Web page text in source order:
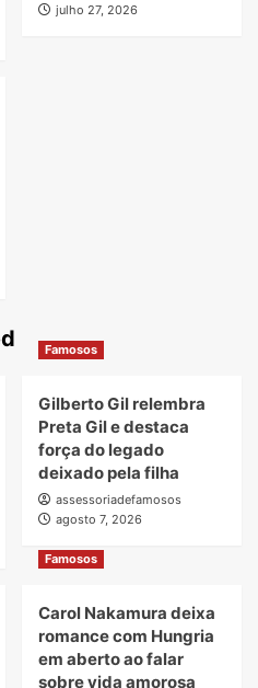
julho 27, 2026
Famosos
Gilberto Gil relembra
Preta Gil e destaca
força do legado
deixado pela filha
assessoriadefamosos
agosto 7, 2026
Famosos
Carol Nakamura deixa
romance com Hungria
em aberto ao falar
sobre vida amorosa